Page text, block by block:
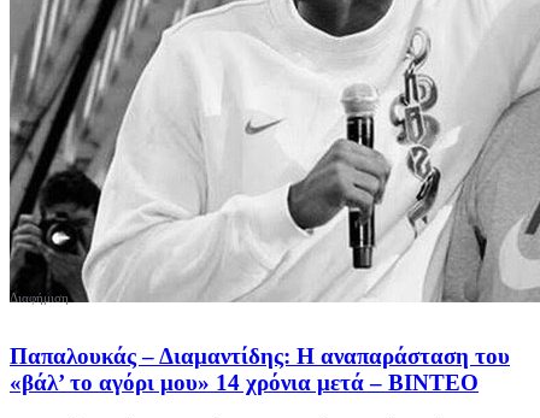
Παπαλουκάς – Διαμαντίδης: Η αναπαράσταση του
«βάλ’ το αγόρι μου» 14 χρόνια μετά – ΒΙΝΤΕΟ